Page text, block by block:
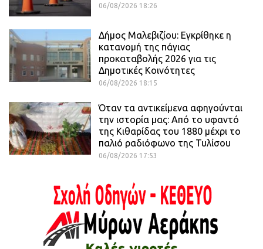
06/08/2026 18:26
Δήμος Μαλεβιζίου: Εγκρίθηκε η
κατανομή της πάγιας
προκαταβολής 2026 για τις
Δημοτικές Κοινότητες
06/08/2026 18:15
Όταν τα αντικείμενα αφηγούνται
την ιστορία μας: Από το υφαντό
της Κιθαρίδας του 1880 μέχρι το
παλιό ραδιόφωνο της Τυλίσου
06/08/2026 17:53